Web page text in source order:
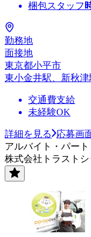
梱包スタッフ
勤務地
面接地
東京都小平市
東小金井駅、新秋
交通費支給
未経験OK
詳細を見る
応募画
アルバイト・パート
株式会社トラスト